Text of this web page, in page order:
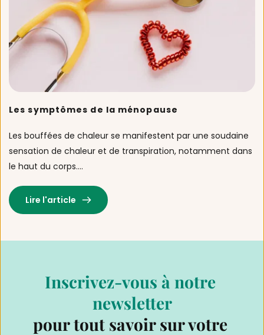
Les symptômes de la ménopause
Les bouffées de chaleur se manifestent par une soudaine
sensation de chaleur et de transpiration, notamment dans
le haut du corps....
Lire l'article
Inscrivez-vous à notre
newsletter
pour tout savoir sur votre